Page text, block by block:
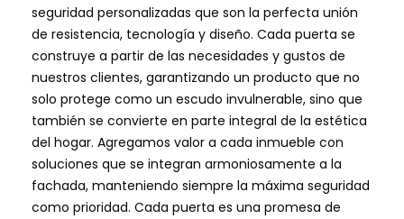
seguridad personalizadas que son la perfecta unión
de resistencia, tecnología y diseño. Cada puerta se
construye a partir de las necesidades y gustos de
nuestros clientes, garantizando un producto que no
solo protege como un escudo invulnerable, sino que
también se convierte en parte integral de la estética
del hogar. Agregamos valor a cada inmueble con
soluciones que se integran armoniosamente a la
fachada, manteniendo siempre la máxima seguridad
como prioridad. Cada puerta es una promesa de